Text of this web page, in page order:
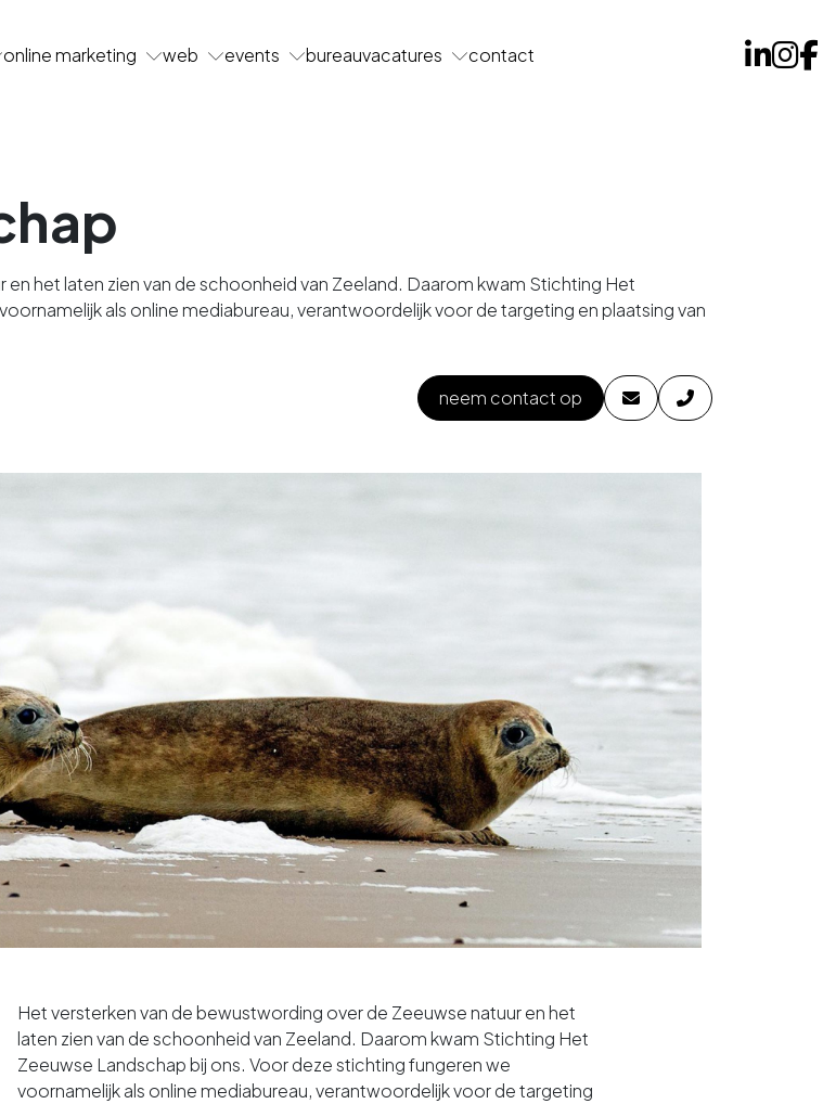
online marketing web events bureauvacatures contact
het laten zien van de schoonheid van Zeeland. Daarom kwam Stichting Het
als online mediabureau, verantwoordelijk voor de targeting en plaatsing van
neem contact op
Het versterken van de bewustwording over de Zeeuwse natuur en het
laten zien van de schoonheid van Zeeland. Daarom kwam Stichting Het
Zeeuwse Landschap bij ons. Voor deze stichting fungeren we
voornamelijk als online mediabureau, verantwoordelijk voor de targeting